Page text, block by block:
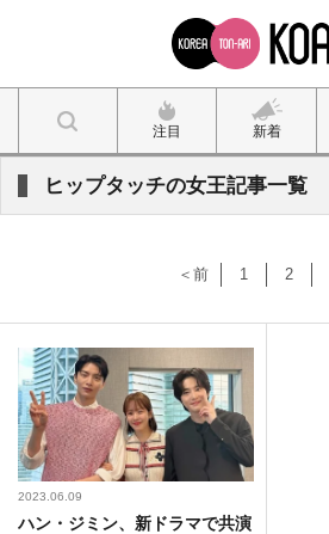
注目 新着
ヒップタッチの女王記事一覧
＜前 1 2
2023.06.09
ハン・ジミン、新ドラマで共演